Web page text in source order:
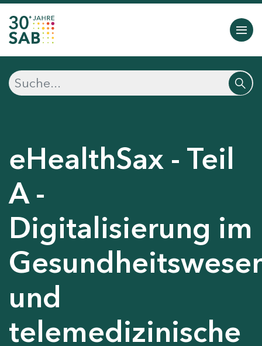
eHealthSax - Teil
A -
Digitalisierung im
und
telemedizinische